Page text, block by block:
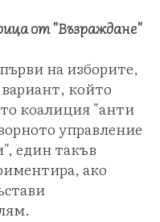
от "Възраждане"
на изборите,
който
коалиция "анти
управление
един такъв
ако